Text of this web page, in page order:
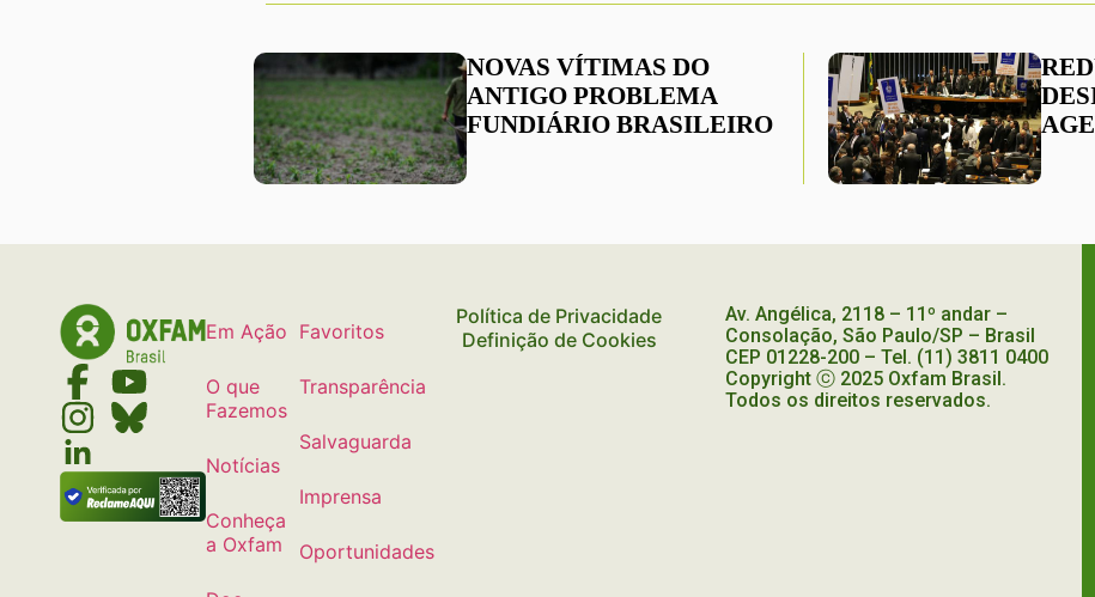
NOVAS VÍTIMAS DO
ANTIGO PROBLEMA
FUNDIÁRIO BRASILEIRO
Em Ação
O que
Fazemos
Notícias
Conheça
a Oxfam
Favoritos
Transparência
Salvaguarda
Imprensa
Oportunidades
Política de Privacidade
Definição de Cookies
Av. Angélica, 2118 – 11º andar –
Consolação, São Paulo/SP – Brasil
CEP 01228-200 – Tel. (11) 3811 0400
Copyright ⓒ 2025 Oxfam Brasil.
Todos os direitos reservados.